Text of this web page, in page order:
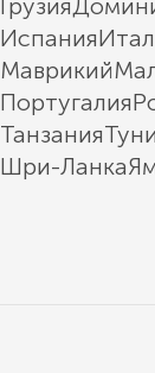
Испания
Маврикий
Португалия
Танзания
Шри-Ланка